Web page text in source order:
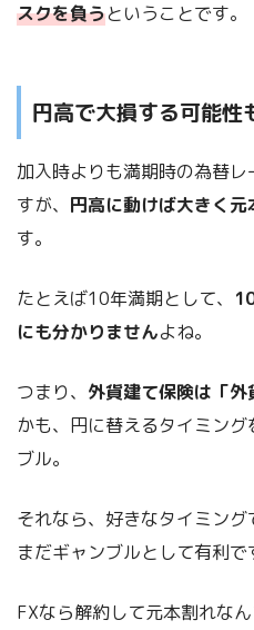
スクを負うということです。
円高で大損する可能性
加入時よりも満期時の為替
すが、 円高に動けば大きく
す。
たとえば10年満期として、
にも分かりませんよね。
つまり、 外貨建て保険は「外
かも、円に替えるタイミン
ブル。
それなら、好きなタイミン
まだギャンブルとして有利で
FXなら解約して元本割れな